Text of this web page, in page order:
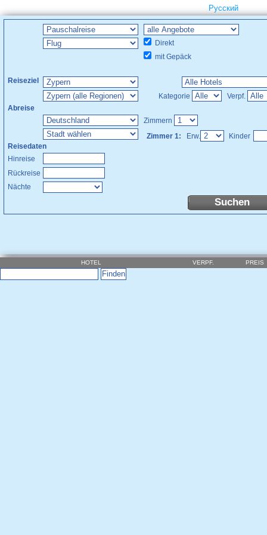
Русский
Direkt
mit Gepäck
Reiseziel
Kategorie
Verpf.
Abreise
Zimmern
Zimmer 1:
Erw.
Kinder
Reisedaten
Hinreise
Rückreise
Nächte
HOTEL VERPF. PREIS